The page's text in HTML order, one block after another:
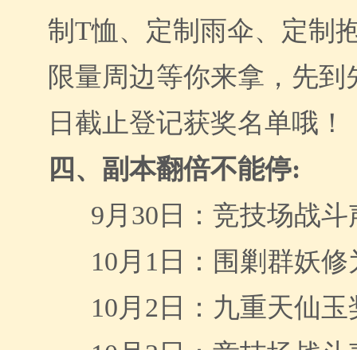
制 T恤、定制雨伞、定制
限量周边等你来拿，先到
日截止登记获奖名单哦！
四、副本翻倍不能停:
9月30日：竞技场战
10月1日：围剿群妖
10月2日：九重天仙